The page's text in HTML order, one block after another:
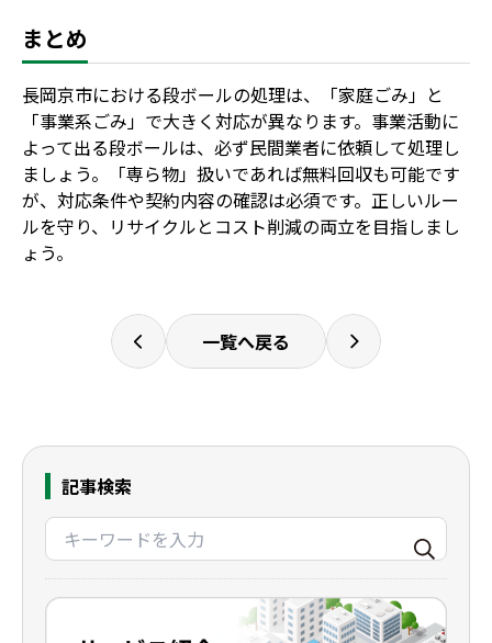
まとめ
長岡京市における段ボールの処理は、「家庭ごみ」と
「事業系ごみ」で大きく対応が異なります。事業活動に
よって出る段ボールは、必ず民間業者に依頼して処理し
ましょう。「専ら物」扱いであれば無料回収も可能です
が、対応条件や契約内容の確認は必須です。正しいルー
ルを守り、リサイクルとコスト削減の両立を目指しまし
ょう。
一覧へ戻る
記事検索